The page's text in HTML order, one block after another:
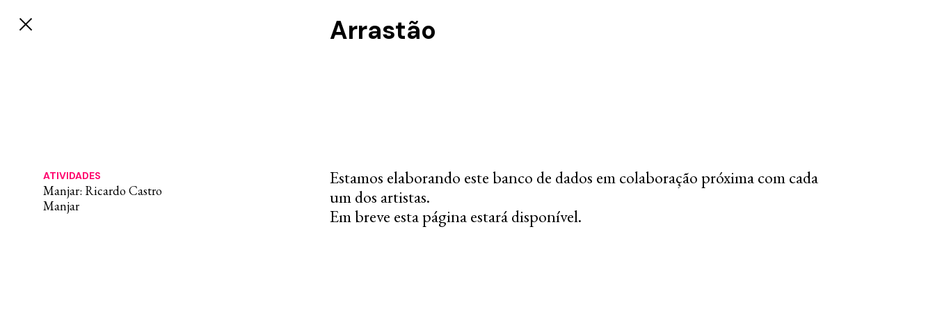
Arrastão
ATIVIDADES
Manjar: Ricardo Castro
Manjar
Estamos elaborando este banco de dados em colaboração próxima com cada
um dos artistas.
Em breve esta página estará disponível.